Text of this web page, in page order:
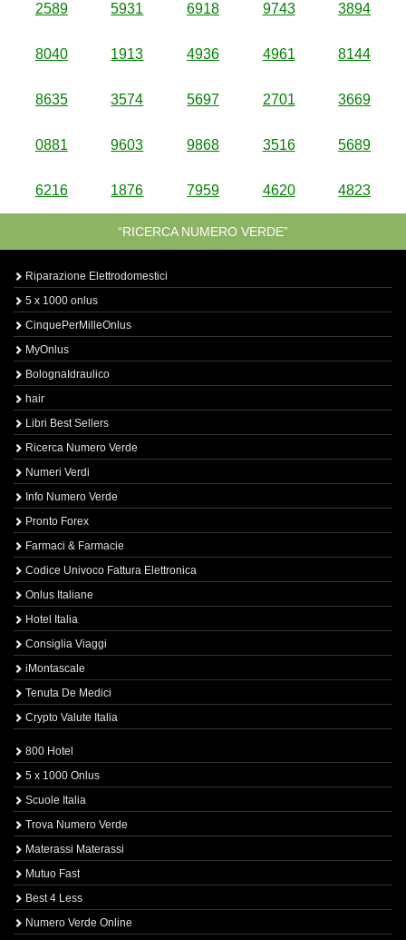
2589 5931 6918 9743 3894
8040 1913 4936 4961 8144
8635 3574 5697 2701 3669
0881 9603 9868 3516 5689
6216 1876 7959 4620 4823
“RICERCA NUMERO VERDE”
Riparazione Elettrodomestici
5 x 1000 onlus
CinquePerMilleOnlus
MyOnlus
BolognaIdraulico
hair
Libri Best Sellers
Ricerca Numero Verde
Numeri Verdi
Info Numero Verde
Pronto Forex
Farmaci & Farmacie
Codice Univoco Fattura Elettronica
Onlus Italiane
Hotel Italia
Consiglia Viaggi
iMontascale
Tenuta De Medici
Crypto Valute Italia
800 Hotel
5 x 1000 Onlus
Scuole Italia
Trova Numero Verde
Materassi Materassi
Mutuo Fast
Best 4 Less
Numero Verde Online